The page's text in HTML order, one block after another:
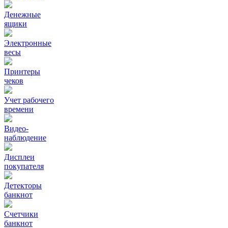
Денежные
ящики
Электронные
весы
Принтеры
чеков
Учет рабочего
времени
Видео‑
наблюдение
Дисплеи
покупателя
Детекторы
банкнот
Счетчики
банкнот